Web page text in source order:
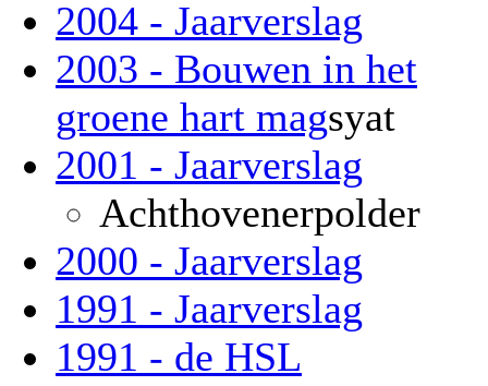
2004 - Jaarverslag
2003 - Bouwen in het
groene hart magsyat
2001 - Jaarverslag
Achthovenerpolder
2000 - Jaarverslag
1991 - Jaarverslag
1991 - de HSL